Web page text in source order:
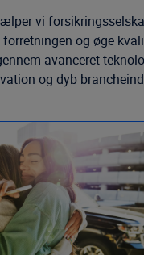
vi
og øge
avanceret
og dyb